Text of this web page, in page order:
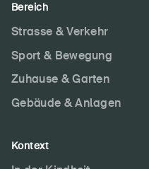
Bereich
Strasse & Verkehr
Sport & Bewegung
Zuhause & Garten
Gebäude & Anlagen
Kontext